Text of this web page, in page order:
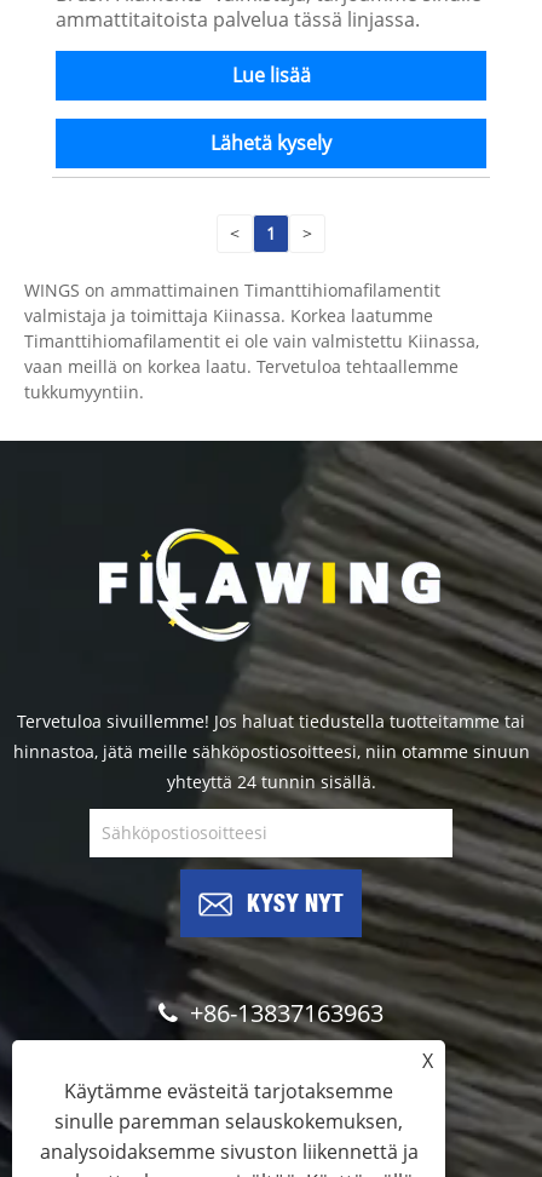
ammattitaitoista palvelua tässä linjassa.
Lue lisää
Lähetä kysely
< 1 >
WINGS on ammattimainen Timanttihiomafilamentit
valmistaja ja toimittaja Kiinassa. Korkea laatumme
Timanttihiomafilamentit ei ole vain valmistettu Kiinassa,
vaan meillä on korkea laatu. Tervetuloa tehtaallemme
tukkumyyntiin.
Tervetuloa sivuillemme! Jos haluat tiedustella tuotteitamme tai
hinnastoa, jätä meille sähköpostiosoitteesi, niin otamme sinuun
yhteyttä 24 tunnin sisällä.
KYSY NYT
+86-13837163963
info@brushfilaments.com
X
Käytämme evästeitä tarjotaksemme
sinulle paremman selauskokemuksen,
analysoidaksemme sivuston liikennettä ja